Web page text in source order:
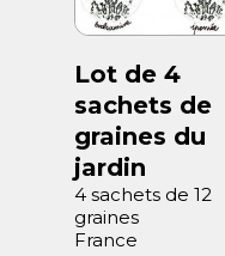
Lot de 4
sachets de
graines du
jardin
4 sachets de 12
graines
France